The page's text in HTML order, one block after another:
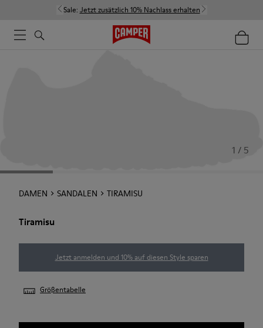
Sale: Jetzt zusätzlich 10% Nachlass erhalten
1 / 5
DAMEN SANDALEN TIRAMISU
Tiramisu
Jetzt anmelden und 10% auf diesen Style sparen
Größentabelle